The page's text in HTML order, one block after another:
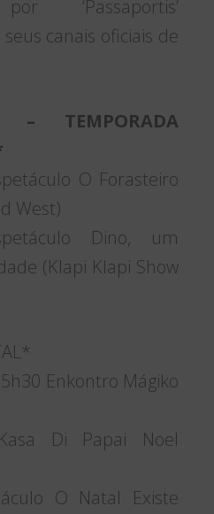
‘Passaportis’
canais oficiais de
– TEMPORADA
O Forasteiro
West)
Dino, um
(Klapi Klapi Show
Enkontro Mágiko
Di Papai Noel
O Natal Existe